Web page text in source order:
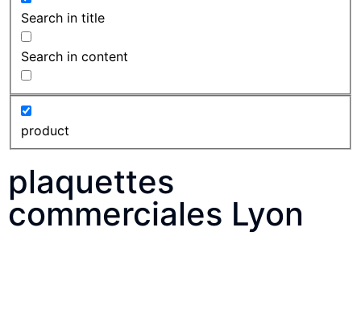
Search in title
Search in content
product
plaquettes
commerciales Lyon